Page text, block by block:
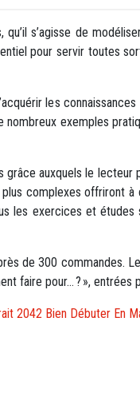
s’agisse de
pour servir toutes
les
exemples
auxquels le lecteur
complexes offriront à
les exercices et
de 300
faire pour… ? »,
2042 Bien Débuter En